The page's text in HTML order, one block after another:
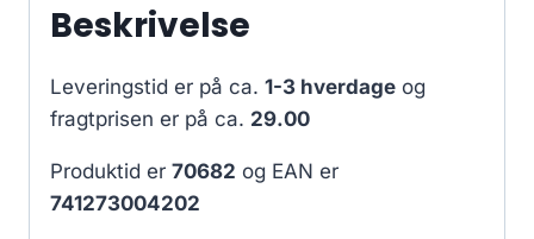
Beskrivelse
Leveringstid er på ca. 1-3 hverdage og
fragtprisen er på ca. 29.00
Produktid er 70682 og EAN er
741273004202